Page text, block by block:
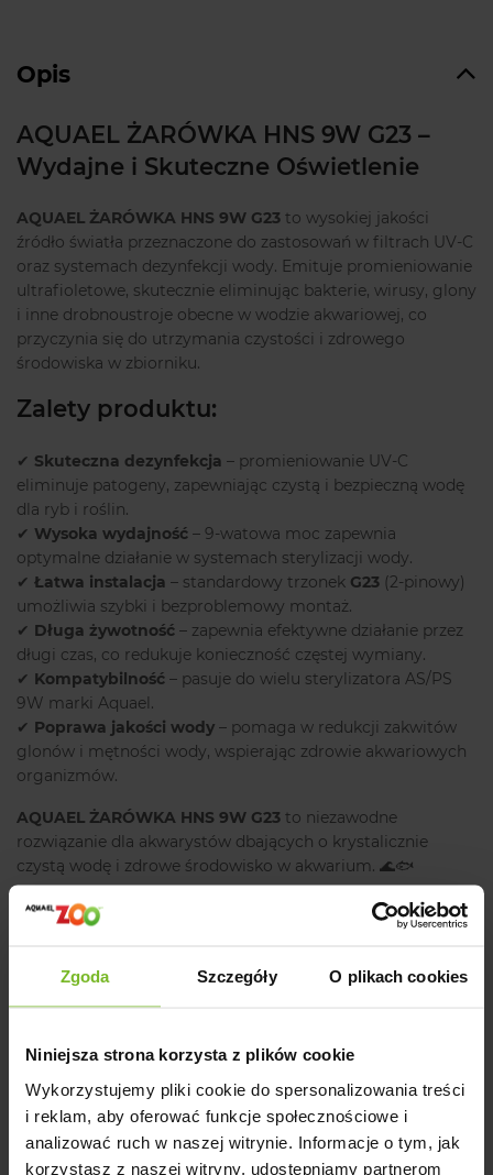
Zgoda Szczegóły O plikach cookies
Niniejsza strona korzysta z plików cookie
Wykorzystujemy pliki cookie do spersonalizowania treści
i reklam, aby oferować funkcje społecznościowe i
analizować ruch w naszej witrynie. Informacje o tym, jak
korzystasz z naszej witryny, udostępniamy partnerom
Opis
AQUAEL ŻARÓWKA HNS 9W G23 –
Wydajne i Skuteczne Oświetlenie
AQUAEL ŻARÓWKA HNS 9W G23 to wysokiej jakości
źródło światła przeznaczone do zastosowań w filtrach UV-C
oraz systemach dezynfekcji wody. Emituje promieniowanie
ultrafioletowe, skutecznie eliminując bakterie, wirusy, glony
i inne drobnoustroje obecne w wodzie akwariowej, co
przyczynia się do utrzymania czystości i zdrowego
środowiska w zbiorniku.
Zalety produktu:
✔ Skuteczna dezynfekcja – promieniowanie UV-C
eliminuje patogeny, zapewniając czystą i bezpieczną wodę
dla ryb i roślin.
✔ Wysoka wydajność – 9-watowa moc zapewnia
optymalne działanie w systemach sterylizacji wody.
✔ Łatwa instalacja – standardowy trzonek G23 (2-pinowy)
umożliwia szybki i bezproblemowy montaż.
✔ Długa żywotność – zapewnia efektywne działanie przez
długi czas, co redukuje konieczność częstej wymiany.
✔ Kompatybilność – pasuje do wielu sterylizatora AS/PS
9W marki Aquael.
✔ Poprawa jakości wody – pomaga w redukcji zakwitów
glonów i mętności wody, wspierając zdrowie akwariowych
organizmów.
AQUAEL ŻARÓWKA HNS 9W G23 to niezawodne
rozwiązanie dla akwarystów dbających o krystalicznie
czystą wodę i zdrowe środowisko w akwarium. 🌊🐟
Ostrzeżenie:
ruchome mogące stanowić zagrożenie.
Opinie